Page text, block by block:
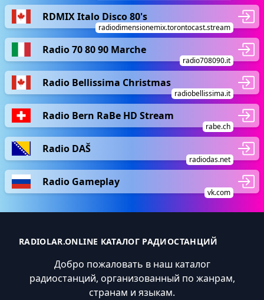
RDMIX Italo Disco 80's
radiodimensionemix.torontocast.stream
Radio 70 80 90 Marche
radio708090.it
Radio Bellissima Christmas
radiobellissima.it
Radio Bern RaBe HD Stream
rabe.ch
Radio DAŠ
radiodas.net
Radio Gameplay
vk.com
RADIOLAR.ONLINE КАТАЛОГ РАДИОСТАНЦИЙ
Добро пожаловать в наш каталог
радиостанций, организованный по жанрам,
странам и языкам.